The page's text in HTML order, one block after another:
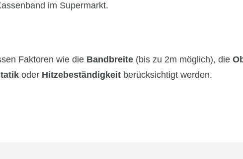
im Supermarkt.
Faktoren wie die Bandbreite (bis zu 2m möglich), die
oder Hitzebeständigkeit berücksichtigt werden.